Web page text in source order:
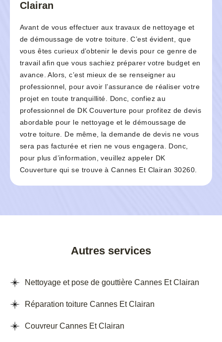
Clairan
Avant de vous effectuer aux travaux de nettoyage et
de démoussage de votre toiture. C’est évident, que
vous êtes curieux d’obtenir le devis pour ce genre de
travail afin que vous sachiez préparer votre budget en
avance. Alors, c’est mieux de se renseigner au
professionnel, pour avoir l’assurance de réaliser votre
projet en toute tranquillité. Donc, confiez au
professionnel de DK Couverture pour profitez de devis
abordable pour le nettoyage et le démoussage de
votre toiture. De même, la demande de devis ne vous
sera pas facturée et rien ne vous engagera. Donc,
pour plus d’information, veuillez appeler DK
Couverture qui se trouve à Cannes Et Clairan 30260.
Autres services
Nettoyage et pose de gouttière Cannes Et Clairan
Réparation toiture Cannes Et Clairan
Couvreur Cannes Et Clairan